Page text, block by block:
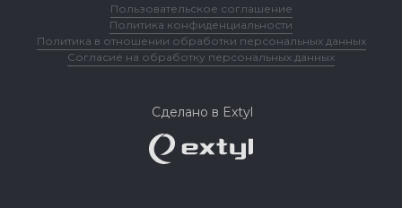
Пользовательское соглашение
Политика конфиденциальности
Политика в отношении обработки персональных данных
Согласие на обработку персональных данных
Сделано в Extyl